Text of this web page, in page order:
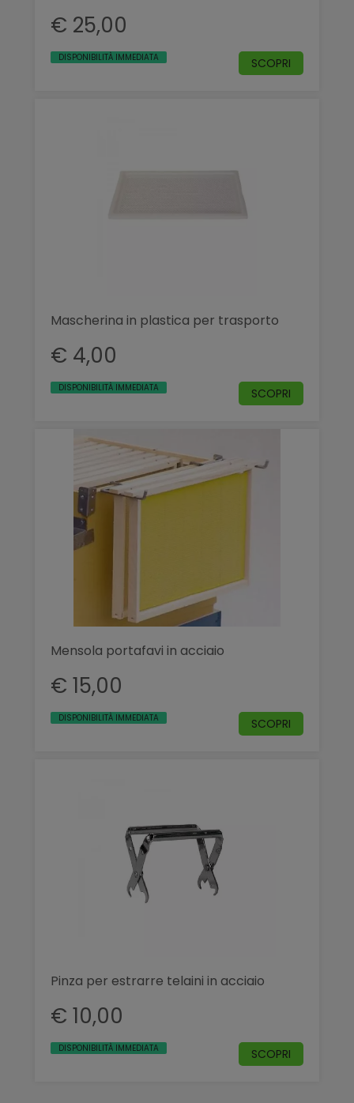
€ 25,00
DISPONIBILITÀ IMMEDIATA SCOPRI
Mascherina in plastica per trasporto
€ 4,00
DISPONIBILITÀ IMMEDIATA SCOPRI
Mensola portafavi in acciaio
€ 15,00
DISPONIBILITÀ IMMEDIATA SCOPRI
Pinza per estrarre telaini in acciaio
€ 10,00
DISPONIBILITÀ IMMEDIATA SCOPRI